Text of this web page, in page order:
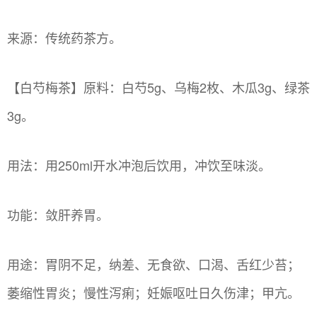
来源：传统药茶方。
【白芍梅茶】原料：白芍5g、乌梅2枚、木瓜3g、绿茶
3g。
用法：用250ml开水冲泡后饮用，冲饮至味淡。
功能：敛肝养胃。
用途：胃阴不足，纳差、无食欲、口渴、舌红少苔；
萎缩性胃炎；慢性泻痢；妊娠呕吐日久伤津；甲亢。